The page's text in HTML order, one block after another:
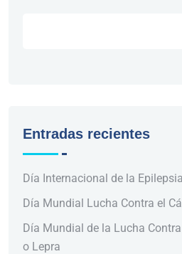
Entradas recientes
Día Internacional de la Epilepsia
Día Mundial Lucha Contra el
Día Mundial de la Lucha
o Lepra